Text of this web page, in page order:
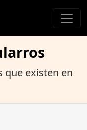
que existen en